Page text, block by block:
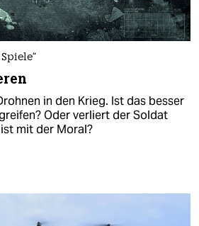
in den Krieg. Ist das besser
Oder verliert der Soldat
mit der Moral?